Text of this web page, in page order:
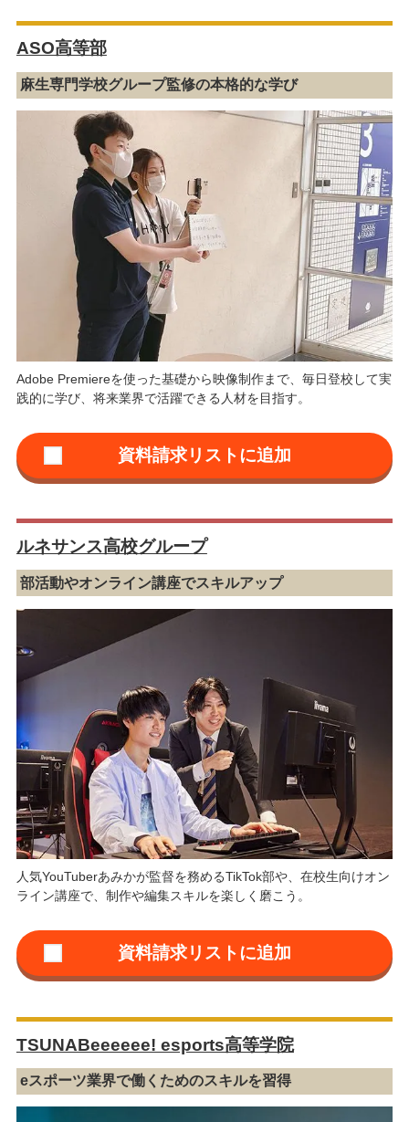
ASO高等部
麻生専門学校グループ監修の本格的な学び
Adobe Premiereを使った基礎から映像制作まで、毎日登校して実
践的に学び、将来業界で活躍できる人材を目指す。
ルネサンス高校グループ
部活動やオンライン講座でスキルアップ
人気YouTuberあみかが監督を務めるTikTok部や、在校生向けオン
ライン講座で、制作や編集スキルを楽しく磨こう。
TSUNABeeeeee! esports高等学院
eスポーツ業界で働くためのスキルを習得